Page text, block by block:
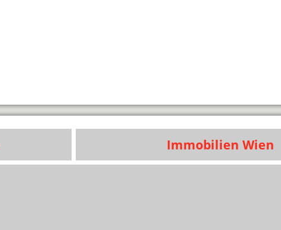
Immobilien Wien